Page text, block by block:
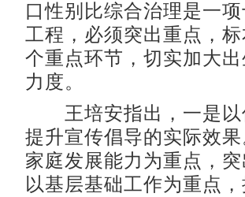
口性别比综合治理是一
工程，必须突出重点，
个重点环节，切实加大
力度。
王培安指出，一是以
提升宣传倡导的实际效
家庭发展能力为重点，
以基层基础工作为重点